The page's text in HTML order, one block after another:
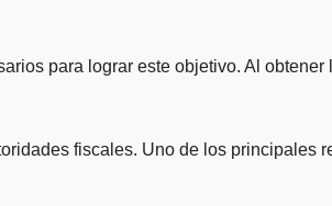
para lograr este objetivo. Al
fiscales. Uno de los principales